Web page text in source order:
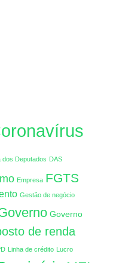
dos Deputados DAS
Empresa FGTS
Gestão de negócio
Governo
de renda
Linha de crédito Lucro